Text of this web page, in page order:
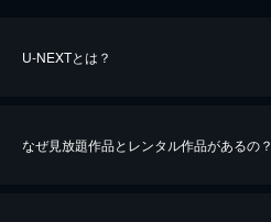
U-NEXTとは？
なぜ見放題作品とレンタル作品があるの？